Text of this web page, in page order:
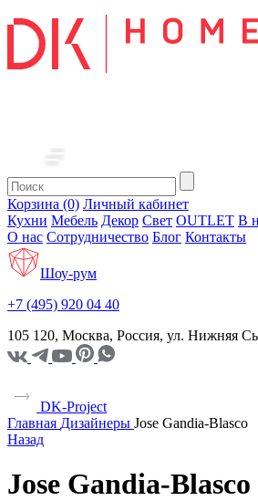
Корзина (0) Личный кабинет
Кухни Мебель Декор Свет OUTLET В
О нас Сотрудничество Блог Контакты
Шоу-рум
+7 (495) 920 04 40
105 120, Москва, Россия, ул. Нижняя
DK-Project
Главная Дизайнеры Jose Gandia-Blasco
Назад
Jose Gandia-Blasco